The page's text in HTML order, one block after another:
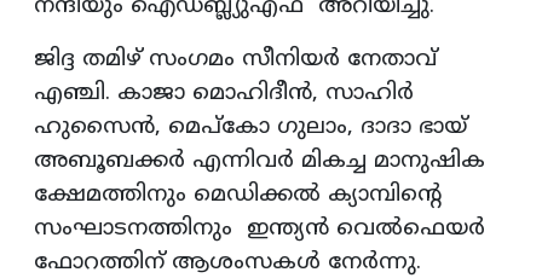
നന്ദിയും ഐഡബ്ല്യുഎഫ് അറിയിച്ചു.
ജിദ്ദ തമിഴ് സംഗമം സീനിയര്‍ നേതാവ്
എഞ്ചി. കാജാ മൊഹിദീന്‍, സാഹിര്‍
ഹുസൈന്‍, മെപ്കോ ഗുലാം, ദാദാ ഭായ്
അബൂബക്കര്‍ എന്നിവര്‍ മികച്ച മാനുഷിക
ക്ഷേമത്തിനും മെഡിക്കല്‍ ക്യാമ്പിന്റെ
സംഘാടനത്തിനും ഇന്ത്യന്‍ വെല്‍ഫെയര്‍
ഫോറത്തിന് ആശംസകള്‍ നേര്‍ന്നു.